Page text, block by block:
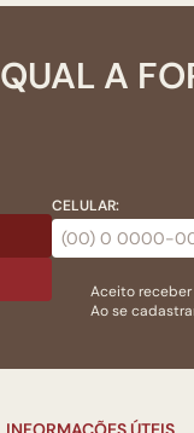
QUAL A
CELULAR:
Aceito
Ao se